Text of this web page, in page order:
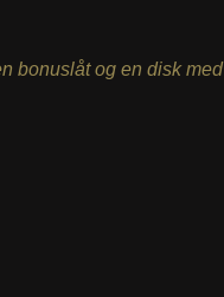
bonuslåt og en disk med